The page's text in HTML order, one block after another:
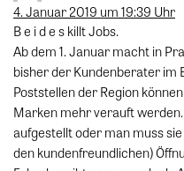
4. Januar 2019 um 19:39 Uhr
B e i d e s killt Jobs.
Ab dem 1. Januar macht in
bisher der Kundenberater im
Poststellen der Region
Marken mehr verauft
aufgestellt oder man muss
den kundenfreundlichen)